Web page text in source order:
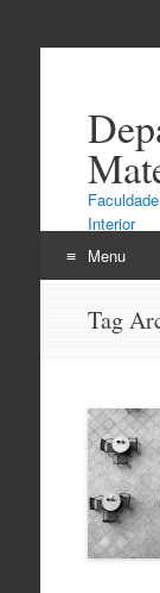
Interior
Menu
Tag